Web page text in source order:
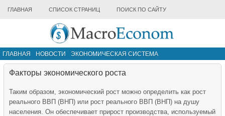
ГЛАВНАЯ СПИСОК СТРАНИЦ ПОИСК ПО САЙТУ
ГЛАВНАЯ НОВОСТИ
ЭКОНОМИЧЕСКАЯ СИСТЕМА
ИНФРАСТРУКТУРА РЫНКА
Факторы экономического роста
Таким образом, экономический рост можно определить как рост
реального ВВП (ВНП) или рост реального ВВП (ВНП) на душу
населения. Он обеспечивает прирост производства, используемый